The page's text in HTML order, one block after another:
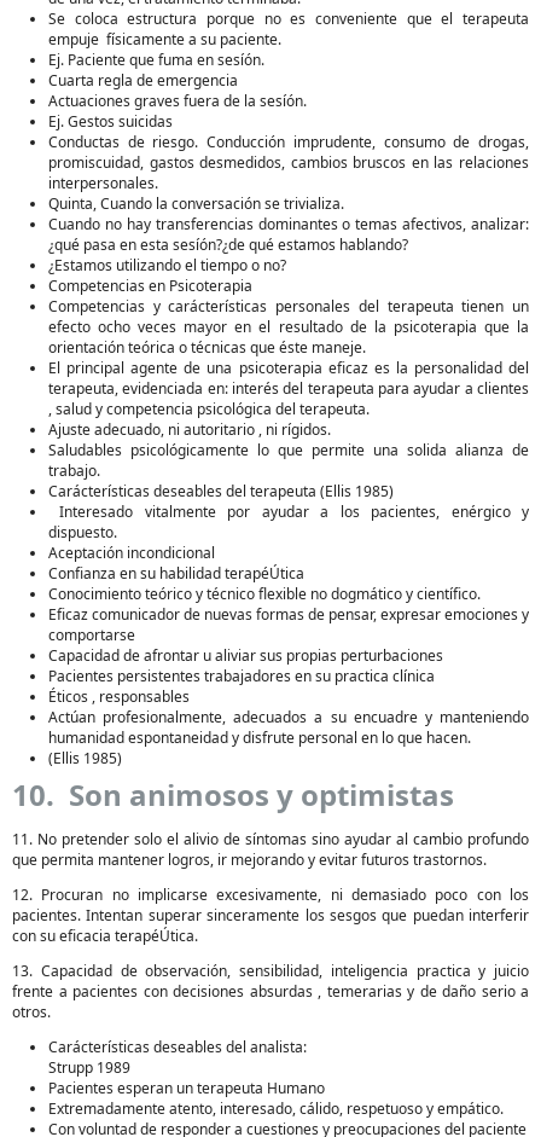
Se coloca estructura porque no es conveniente que el terapeuta
empuje físicamente a su paciente.
Ej. Paciente que fuma en sesíón.
Cuarta regla de emergencia
Actuaciones graves fuera de la sesíón.
Ej. Gestos suicidas
Conductas de riesgo. Conducción imprudente, consumo de drogas,
promiscuidad, gastos desmedidos, cambios bruscos en las relaciones
interpersonales.
Quinta, Cuando la conversación se trivializa.
Cuando no hay transferencias dominantes o temas afectivos, analizar:
¿qué pasa en esta sesíón?¿de qué estamos hablando?
¿Estamos utilizando el tiempo o no?
Competencias en Psicoterapia
Competencias y carácterísticas personales del terapeuta tienen un
efecto ocho veces mayor en el resultado de la psicoterapia que la
orientación teórica o técnicas que éste maneje.
El principal agente de una psicoterapia eficaz es la personalidad del
terapeuta, evidenciada en: interés del terapeuta para ayudar a clientes
, salud y competencia psicológica del terapeuta.
Ajuste adecuado, ni autoritario , ni rígidos.
Saludables psicológicamente lo que permite una solida alianza de
trabajo.
Carácterísticas deseables del terapeuta (Ellis 1985)
Interesado vitalmente por ayudar a los pacientes, enérgico y
dispuesto.
Aceptación incondicional
Confianza en su habilidad terapéÚtica
Conocimiento teórico y técnico flexible no dogmático y científico.
Eficaz comunicador de nuevas formas de pensar, expresar emociones y
comportarse
Capacidad de afrontar u aliviar sus propias perturbaciones
Pacientes persistentes trabajadores en su practica clínica
Éticos , responsables
Actúan profesionalmente, adecuados a su encuadre y manteniendo
humanidad espontaneidad y disfrute personal en lo que hacen.
(Ellis 1985)
10. Son animosos y optimistas
11. No pretender solo el alivio de síntomas sino ayudar al cambio profundo
que permita mantener logros, ir mejorando y evitar futuros trastornos.
12. Procuran no implicarse excesivamente, ni demasiado poco con los
pacientes. Intentan superar sinceramente los sesgos que puedan interferir
con su eficacia terapéÚtica.
13. Capacidad de observación, sensibilidad, inteligencia practica y juicio
frente a pacientes con decisiones absurdas , temerarias y de daño serio a
otros.
Carácterísticas deseables del analista:
Strupp 1989
Pacientes esperan un terapeuta Humano
Extremadamente atento, interesado, cálido, respetuoso y empático.
Con voluntad de responder a cuestiones y preocupaciones del paciente